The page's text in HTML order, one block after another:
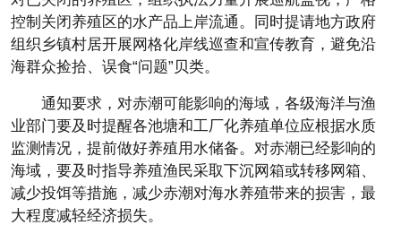
控制关闭养殖区的水产品上岸流通。同时提请地方政府
组织乡镇村居开展网格化岸线巡查和宣传教育，避免沿
海群众捡拾、误食“问题”贝类。
通知要求，对赤潮可能影响的海域，各级海洋与渔
业部门要及时提醒各池塘和工厂化养殖单位应根据水质
监测情况，提前做好养殖用水储备。对赤潮已经影响的
海域，要及时指导养殖渔民采取下沉网箱或转移网箱、
减少投饵等措施，减少赤潮对海水养殖带来的损害，最
大程度减轻经济损失。